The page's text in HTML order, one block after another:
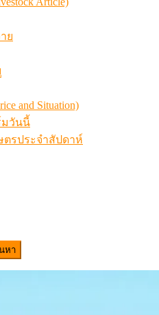
ย
and Situation)
มวันนี้
ตรประจำสัปดาห์